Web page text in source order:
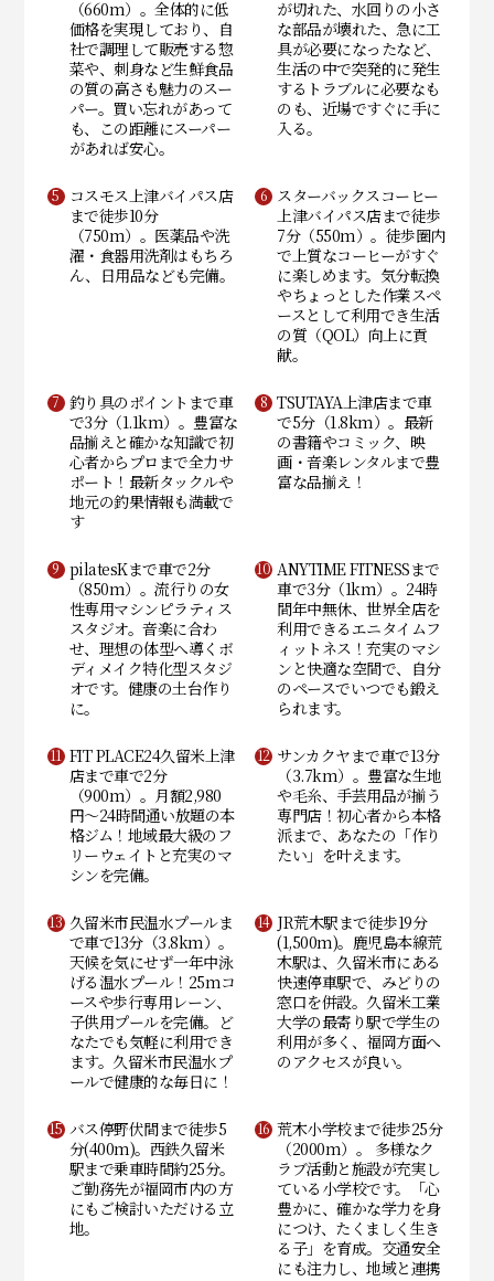
（660m）。全体的に低
価格を実現しており、自
社で調理して販売する惣
菜や、刺身など生鮮食品
の質の高さも魅力のスー
パー。買い忘れがあって
も、この距離にスーパー
があれば安心。
が切れた、水回りの小さ
な部品が壊れた、急に工
具が必要になったなど、
生活の中で突発的に発生
するトラブルに必要なも
のも、近場ですぐに手に
入る。
コスモス上津バイパス店
まで徒歩10分
（750m）。医薬品や洗
濯・食器用洗剤はもちろ
ん、日用品なども完備。
スターバックスコーヒー
上津バイパス店まで徒歩
7分（550m）。徒歩圏内
で上質なコーヒーがすぐ
に楽しめます。気分転換
やちょっとした作業スペ
ースとして利用でき生活
の質（QOL）向上に貢
献。
釣り具のポイントまで車
で3分（1.1km）。豊富な
品揃えと確かな知識で初
心者からプロまで全力サ
ポート！最新タックルや
地元の釣果情報も満載で
す
TSUTAYA上津店まで車
で5分（1.8km）。最新
の書籍やコミック、映
画・音楽レンタルまで豊
富な品揃え！
pilatesKまで車で2分
（850m）。流行りの女
性専用マシンピラティス
スタジオ。音楽に合わ
せ、理想の体型へ導くボ
ディメイク特化型スタジ
オです。健康の土台作り
に。
ANYTIME FITNESSまで
車で3分（1km）。24時
間年中無休、世界全店を
利用できるエニタイムフ
ィットネス！充実のマシ
ンと快適な空間で、自分
のペースでいつでも鍛え
られます。
FIT PLACE24久留米上津
店まで車で2分
（900m）。月額2,980
円〜24時間通い放題の本
格ジム！地域最大級のフ
リーウェイトと充実のマ
シンを完備。
サンカクヤまで車で13分
（3.7km）。豊富な生地
や毛糸、手芸用品が揃う
専門店！初心者から本格
派まで、あなたの「作り
たい」を叶えます。
久留米市民温水プールま
で車で13分（3.8km）。
天候を気にせず一年中泳
げる温水プール！25mコ
ースや歩行専用レーン、
子供用プールを完備。ど
なたでも気軽に利用でき
ます。久留米市民温水プ
ールで健康的な毎日に！
JR荒木駅まで徒歩19分
(1,500m)。鹿児島本線荒
木駅は、久留米市にある
快速停車駅で、みどりの
窓口を併設。久留米工業
大学の最寄り駅で学生の
利用が多く、福岡方面へ
のアクセスが良い。
バス停野伏間まで徒歩5
分(400m)。西鉄久留米
駅まで乗車時間約25分。
ご勤務先が福岡市内の方
にもご検討いただける立
地。
荒木小学校まで徒歩25分
（2000m）。 多様なク
ラブ活動と施設が充実し
ている小学校です。「心
豊かに、確かな学力を身
につけ、たくましく生き
る子」を育成。交通安全
にも注力し、地域と連携